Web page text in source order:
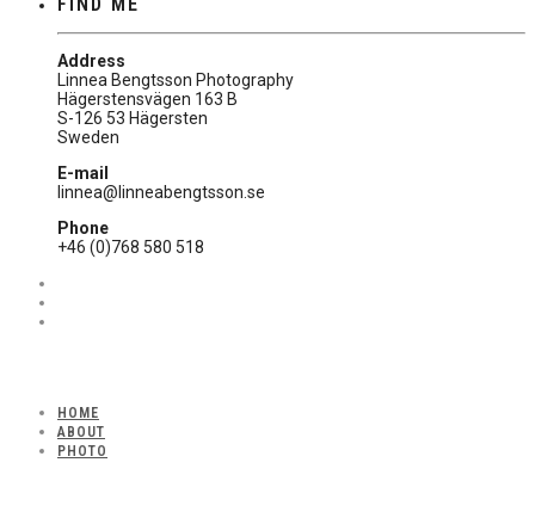
FIND ME
Address
Linnea Bengtsson Photography
Hägerstensvägen 163 B
S-126 53 Hägersten
Sweden
E-mail
linnea@linneabengtsson.se
Phone
+46 (0)768 580 518
HOME
ABOUT
PHOTO